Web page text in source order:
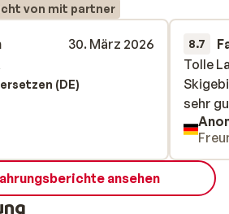
von mit partner
30. März 2026
(DE)
8.7
Tolle
sehr
Tolle
sehr
ansehen